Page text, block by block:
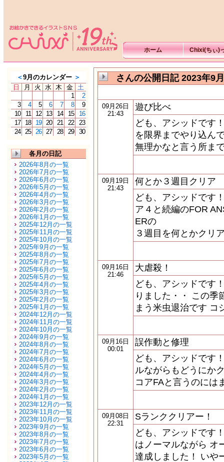
ホーム Chixi(ちぃ)
＜9月のカレンダー ＞
日
月 火 水 木 金 土
1
2
3
4 5 6 7 8
9
10
11 12 13 14 15
16
17
18 19 20 21 22
23
24 25 26 27 28 29 30
各月の日記
2026年8月の一覧
2026年7月の一覧
2026年6月の一覧
2026年5月の一覧
2026年4月の一覧
2026年3月の一覧
2026年2月の一覧
2026年1月の一覧
2025年12月の一覧
2025年11月の一覧
2025年10月の一覧
2025年9月の一覧
2025年8月の一覧
2025年7月の一覧
2025年6月の一覧
2025年5月の一覧
2025年4月の一覧
2025年3月の一覧
2025年2月の一覧
2025年1月の一覧
2024年12月の一覧
2024年11月の一覧
2024年10月の一覧
2024年9月の一覧
2024年8月の一覧
2024年7月の一覧
2024年6月の一覧
2024年5月の一覧
2024年4月の一覧
2024年3月の一覧
2024年2月の一覧
2024年1月の一覧
2023年12月の一覧
2023年11月の一覧
2023年10月の一覧
2023年9月の一覧
2023年8月の一覧
2023年7月の一覧
2023年6月の一覧
2023年5月の一覧
さんの公開日記 2023年9月
09月26日
21:43
遊び比べ
ども、アシッドです
を限界までやり込ん
無理かなと言う所ま
09月19日
21:43
何とか３週目クリア
ども、アシッドです
ア４と続編のFOR
ERの
３週目を何とかクリ
09月16日
21:46
大虐殺！
ども、アシッドです
りました・・ この季
まう米虫退治です コ
09月16日
00:01
誤作動と修理
ども、アシッドです
ルながらもどうにか
コアFAと言うのには
09月08日
22:31
Sランククリアー！
ども、アシッドです
はノーマルながら オ
達成しました！ いや